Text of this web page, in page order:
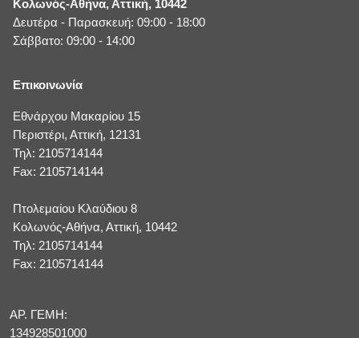
Κολωνός-Αθήνα, Αττική, 10442
Δευτέρα - Παρασκευή: 09:00 - 18:00
Σάββατο: 09:00 - 14:00
Επικοινωνία
Εθνάρχου Μακαρίου 15
Περιστέρι, Αττική, 12131
Τηλ: 2105714144
Fax: 2105714144
Πτολεμαίου Κλαύδιου 8
Κολωνός-Αθήνα, Αττική, 10442
Τηλ: 2105714144
Fax: 2105714144
ΑΡ. ΓΕΜΗ:
134928501000